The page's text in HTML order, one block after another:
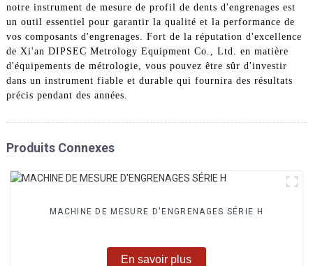
notre instrument de mesure de profil de dents d'engrenages est
un outil essentiel pour garantir la qualité et la performance de
vos composants d'engrenages. Fort de la réputation d'excellence
de Xi'an DIPSEC Metrology Equipment Co., Ltd. en matière
d'équipements de métrologie, vous pouvez être sûr d'investir
dans un instrument fiable et durable qui fournira des résultats
précis pendant des années.
Produits Connexes
MACHINE DE MESURE D'ENGRENAGES SÉRIE H
En savoir plus